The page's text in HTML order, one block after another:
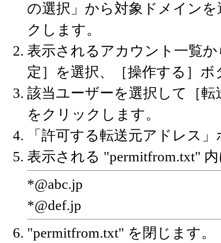
の選択」から対象ドメイン
クします。
表示されるアカウント一覧
定］を選択、［操作する］
該当ユーザーを選択して［
をクリックします。
「許可する転送元アドレス
表示される "permitfrom.txt"
*@abc.jp
*@def.jp
"permitfrom.txt" を閉じます。